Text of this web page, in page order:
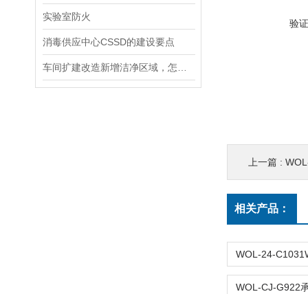
实验室防火
消毒供应中心CSSD的建设要点
验
上一篇 :
相关产品：